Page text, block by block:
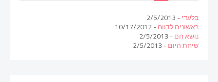
בלעדי- 2/5/2013
ראשונים לדווח- 10/17/2012
נושא חם- 2/5/2013
שיחת היום- 2/5/2013